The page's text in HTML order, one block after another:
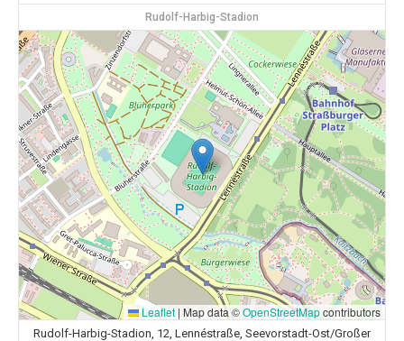
Rudolf-Harbig-Stadion
Leaflet | Map data ©OpenStreetMapcontributors
Rudolf-Harbig-Stadion, 12, Lennéstraße, Seevorstadt-Ost/Großer